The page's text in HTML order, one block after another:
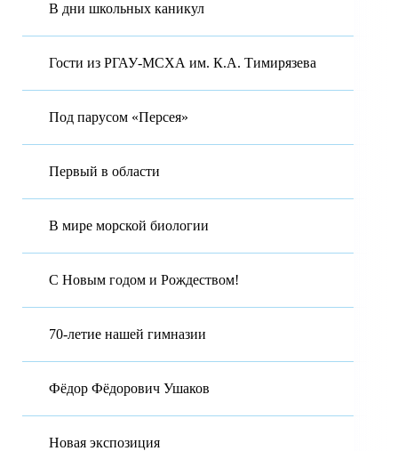
В дни школьных каникул
Гости из РГАУ-МСХА им. К.А. Тимирязева
Под парусом «Персея»
Первый в области
В мире морской биологии
С Новым годом и Рождеством!
70-летие нашей гимназии
Фёдор Фёдорович Ушаков
Новая экспозиция